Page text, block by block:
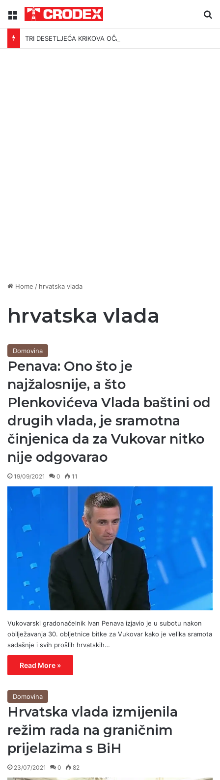
Menu
TRI DESETLJEĆA KRIKOVA OČAJNIKA
Home / hrvatska vlada
hrvatska vlada
Domovina
Penava: Ono što je
najžalosnije, a što
Plenkovićeva Vlada baštini od
drugih vlada, je sramotna
činjenica da za Vukovar nitko
nije odgovarao
19/09/2021 0 11
Vukovarski gradonačelnik Ivan Penava izjavio je u subotu nakon
obilježavanja 30. obljetnice bitke za Vukovar kako je velika sramota
sadašnje i svih prošlih hrvatskih…
Read More »
Domovina
Hrvatska vlada izmijenila
režim rada na graničnim
prijelazima s BiH
23/07/2021 0 82